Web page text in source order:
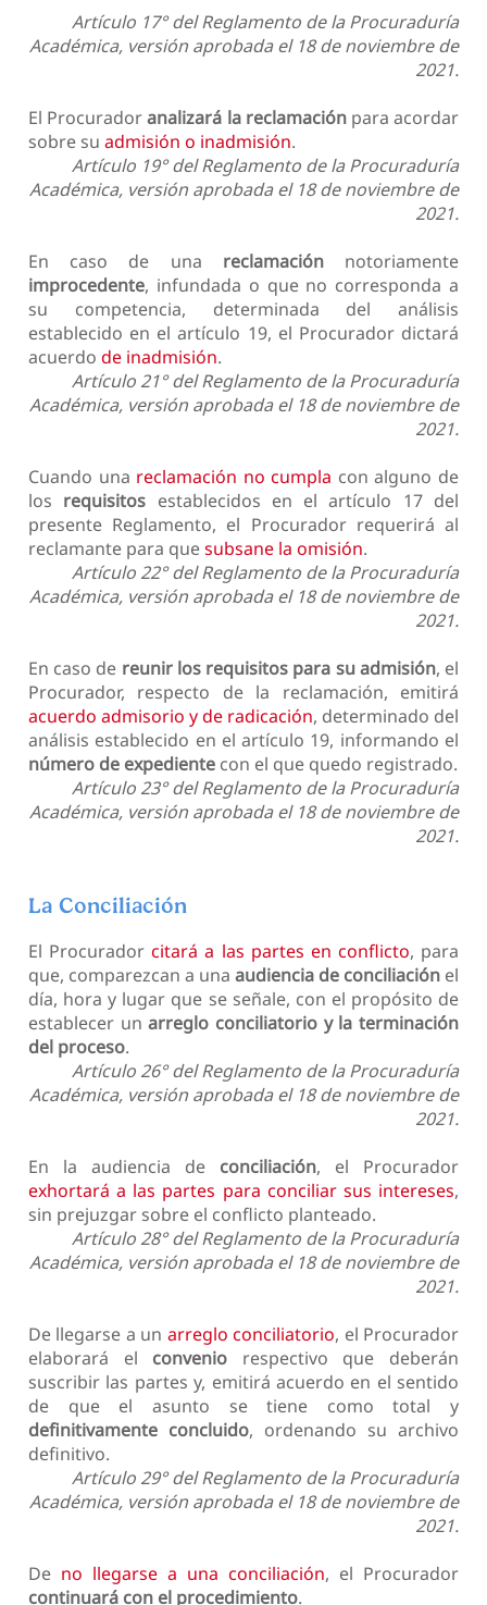
Artículo 17° del Reglamento de la Procuraduría
Académica, versión aprobada el 18 de noviembre de
2021.
El Procuradoranalizará la reclamaciónpara acordar
sobre su admisión o inadmisión.
Artículo 19° del Reglamento de la Procuraduría
Académica, versión aprobada el 18 de noviembre de
2021.
En caso de una reclamaciónnotoriamente
improcedente, infundada o que no corresponda a
su competencia, determinada del análisis
establecido en el artículo 19, el Procurador dictará
acuerdo de inadmisión.
Artículo 21° del Reglamento de la Procuraduría
Académica, versión aprobada el 18 de noviembre de
2021.
Cuando una reclamación no cumpla con alguno de
los requisitos establecidos en el artículo 17 del
presente Reglamento, el Procurador requerirá al
reclamante para quesubsane la omisión.
Artículo 22° del Reglamento de la Procuraduría
Académica, versión aprobada el 18 de noviembre de
2021.
En caso de reunir los requisitos para su admisión, el
Procurador, respecto de la reclamación, emitirá
acuerdo admisorio y de radicación, determinado del
análisis establecido en el artículo 19, informando el
número de expediente con el que quedo registrado.
Artículo 23° del Reglamento de la Procuraduría
Académica, versión aprobada el 18 de noviembre de
2021.
La Conciliación
El Procuradorcitará a las partes en conflicto, para
que, comparezcan a una audiencia de conciliación el
día, hora y lugar que se señale, con el propósito de
establecer unarreglo conciliatorio y la terminación
del proceso.
Artículo 26° del Reglamento de la Procuraduría
Académica, versión aprobada el 18 de noviembre de
2021.
En la audiencia de conciliación, el Procurador
exhortará a las partes para conciliar sus intereses,
sin prejuzgar sobre el conflicto planteado.
Artículo 28° del Reglamento de la Procuraduría
Académica, versión aprobada el 18 de noviembre de
2021.
De llegarse a un arreglo conciliatorio, el Procurador
elaborará el convenio respectivo que deberán
suscribir las partes y, emitirá acuerdo en el sentido
de que el asunto se tiene como total y
definitivamente concluido, ordenando su archivo
definitivo.
Artículo 29° del Reglamento de la Procuraduría
Académica, versión aprobada el 18 de noviembre de
2021.
De no llegarse a una conciliación, el Procurador
continuará con el procedimiento.